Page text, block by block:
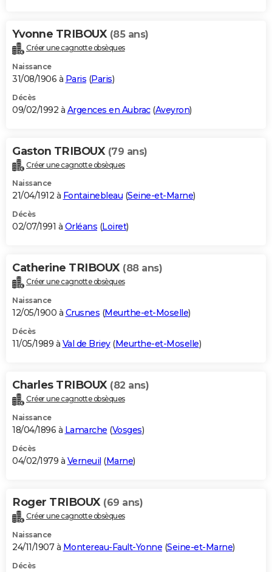
Yvonne TRIBOUX (85 ans)
Créer une cagnotte obsèques
Naissance
31/08/1906 à Paris (Paris)
Décès
09/02/1992 à Argences en Aubrac(Aveyron)
Gaston TRIBOUX (79 ans)
Créer une cagnotte obsèques
Naissance
21/04/1912 à Fontainebleau (Seine-et-Marne)
Décès
02/07/1991 à Orléans (Loiret)
Catherine TRIBOUX (88 ans)
Créer une cagnotte obsèques
Naissance
12/05/1900 à Crusnes (Meurthe-et-Moselle)
Décès
11/05/1989 à Val de Briey(Meurthe-et-Moselle)
Charles TRIBOUX (82 ans)
Créer une cagnotte obsèques
Naissance
18/04/1896 à Lamarche (Vosges)
Décès
04/02/1979 à Verneuil (Marne)
Roger TRIBOUX (69 ans)
Créer une cagnotte obsèques
Naissance
24/11/1907 à Montereau-Fault-Yonne (Seine-et-Marne)
Décès